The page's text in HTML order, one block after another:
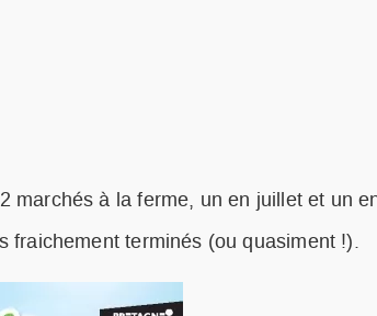
marchés à la ferme, un en juillet et un
fraichement terminés (ou quasiment !).